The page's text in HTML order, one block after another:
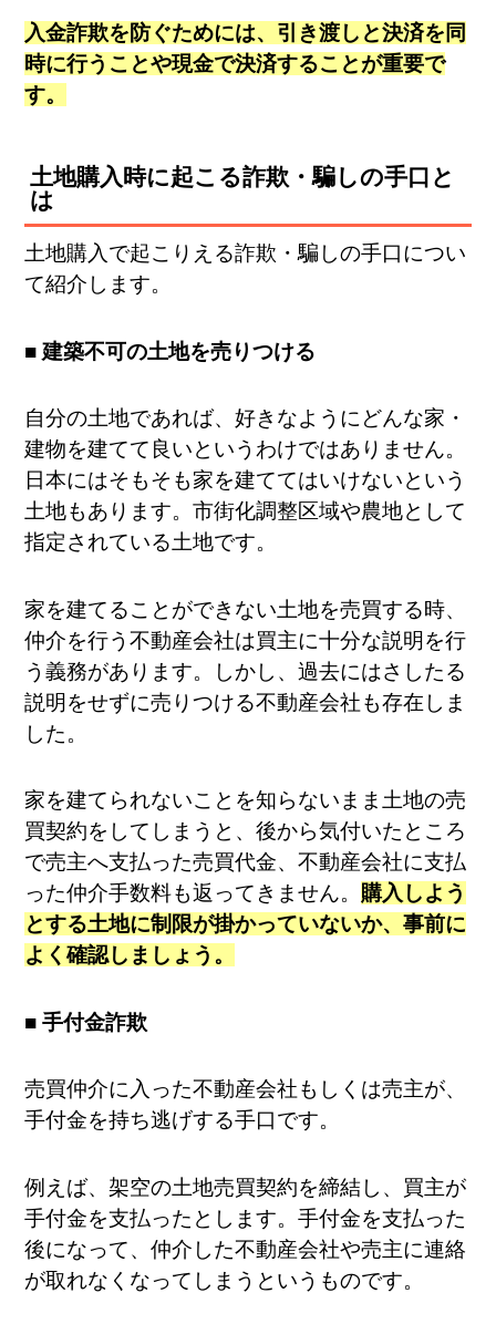
入金詐欺を防ぐためには、引き渡しと決済を同
時に行うことや現金で決済することが重要で
す。
土地購入時に起こる詐欺・騙しの手口と
は
土地購入で起こりえる詐欺・騙しの手口につい
て紹介します。
■ 建築不可の土地を売りつける
自分の土地であれば、好きなようにどんな家・
建物を建てて良いというわけではありません。
日本にはそもそも家を建ててはいけないという
土地もあります。市街化調整区域や農地として
指定されている土地です。
家を建てることができない土地を売買する時、
仲介を行う不動産会社は買主に十分な説明を行
う義務があります。しかし、過去にはさしたる
説明をせずに売りつける不動産会社も存在しま
した。
家を建てられないことを知らないまま土地の売
買契約をしてしまうと、後から気付いたところ
で売主へ支払った売買代金、不動産会社に支払
った仲介手数料も返ってきません。 購入しよう
とする土地に制限が掛かっていないか、事前に
よく確認しましょう。
■ 手付金詐欺
売買仲介に入った不動産会社もしくは売主が、
手付金を持ち逃げする手口です。
例えば、架空の土地売買契約を締結し、買主が
手付金を支払ったとします。手付金を支払った
後になって、仲介した不動産会社や売主に連絡
が取れなくなってしまうというものです。